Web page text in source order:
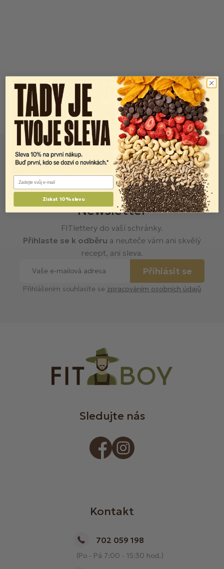
Newsletter
FITlettery do vaší schránky.
Přihlaste se k odběru a neuteče vám ani skvělý
recept, ani sleva.
Přihlásit se
Přihlášením souhlasíte se zpracováním osobních údajů
Sledujte nás
Kontakt
702 059 198
(Po - Pá 7:00 - 15:30 hod.)
Email
Získat 10% slevu